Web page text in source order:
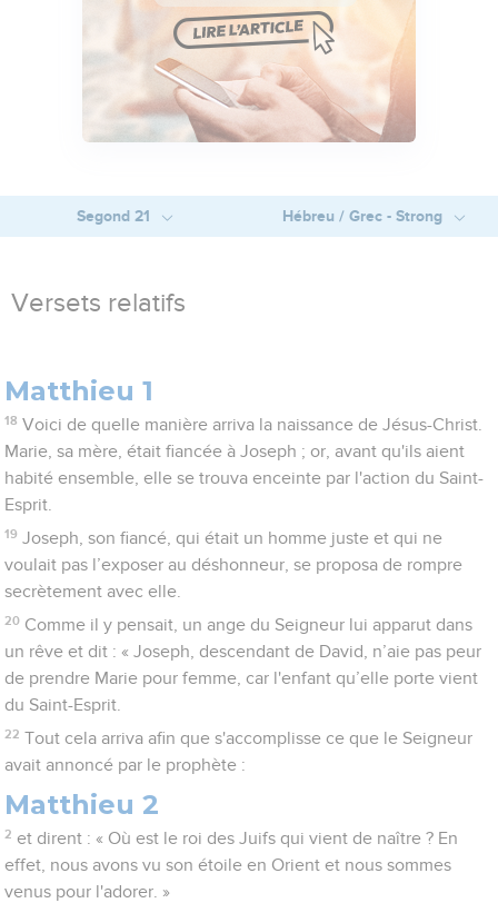
Segond 21 Hébreu / Grec - Strong
Versets relatifs
Matthieu 1
18 Voici de quelle manière arriva la naissance de Jésus-Christ.
Marie, sa mère, était fiancée à Joseph ; or, avant qu'ils aient
habité ensemble, elle se trouva enceinte par l'action du Saint-
Esprit.
19 Joseph, son fiancé, qui était un homme juste et qui ne
voulait pas l’exposer au déshonneur, se proposa de rompre
secrètement avec elle.
20 Comme il y pensait, un ange du Seigneur lui apparut dans
un rêve et dit : « Joseph, descendant de David, n’aie pas peur
de prendre Marie pour femme, car l'enfant qu’elle porte vient
du Saint-Esprit.
22 Tout cela arriva afin que s'accomplisse ce que le Seigneur
avait annoncé par le prophète :
Matthieu 2
2 et dirent : « Où est le roi des Juifs qui vient de naître ? En
effet, nous avons vu son étoile en Orient et nous sommes
venus pour l'adorer. »